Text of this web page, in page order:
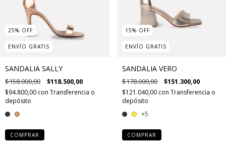
25% OFF
ENVÍO GRATIS
SANDALIA SALLY
$158.000,00 $118.500,00
$94.800,00 con Transferencia o
depósito
COMPRAR
15% OFF
ENVÍO GRATIS
SANDALIA VERO
$178.000,00 $151.300,00
$121.040,00 con Transferencia o
depósito
+5
COMPRAR